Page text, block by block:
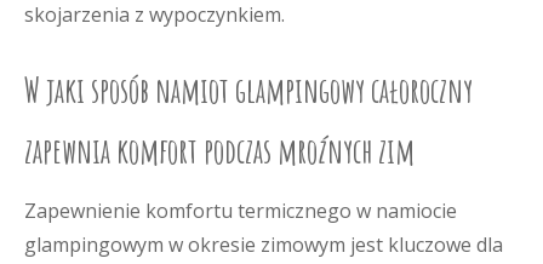
skojarzenia z wypoczynkiem.
W jaki sposób namiot glampingowy całoroczny
zapewnia komfort podczas mroźnych zim
Zapewnienie komfortu termicznego w namiocie
glampingowym w okresie zimowym jest kluczowe dla